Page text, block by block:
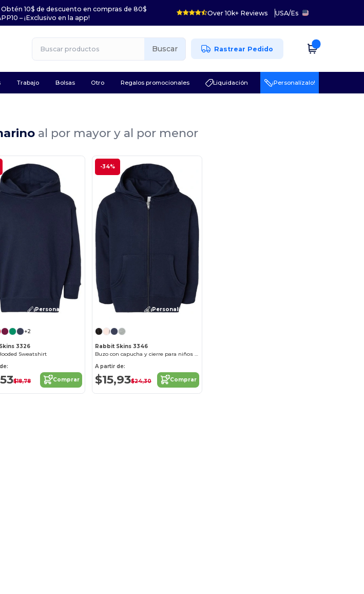
10$ de descuento en compras de 80$
– ¡Exclusivo en la app!
Over 10k+ Reviews USA/Es
Buscar Rastrear Pedido
Trabajo Bolsas Otro Regalos promocionales Liquidación ¡Personalízalo!
al por mayor y al por menor
¡Personalízalo!
+2
3326
Sweatshirt
$18,78 Comprar
-34%
¡Personalízalo!
Rabbit Skins 3346
Buzo con capucha y cierre para niños pequeños
A partir de:
$15,93$24,30 Comprar